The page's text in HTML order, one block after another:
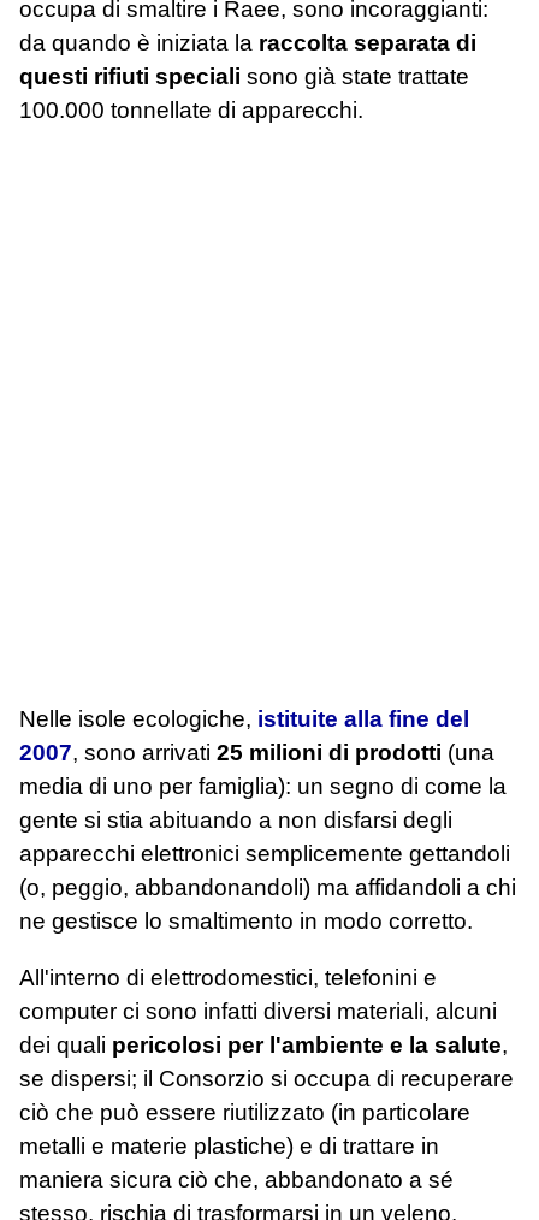
occupa di smaltire i Raee, sono incoraggianti:
da quando è iniziata la raccolta separata di
questi rifiuti speciali sono già state trattate
100.000 tonnellate di apparecchi.
Nelle isole ecologiche, istituite alla fine del
2007, sono arrivati 25 milioni di prodotti (una
media di uno per famiglia): un segno di come la
gente si stia abituando a non disfarsi degli
apparecchi elettronici semplicemente gettandoli
(o, peggio, abbandonandoli) ma affidandoli a chi
ne gestisce lo smaltimento in modo corretto.
All'interno di elettrodomestici, telefonini e
computer ci sono infatti diversi materiali, alcuni
dei quali pericolosi per l'ambiente e la salute,
se dispersi; il Consorzio si occupa di recuperare
ciò che può essere riutilizzato (in particolare
metalli e materie plastiche) e di trattare in
maniera sicura ciò che, abbandonato a sé
stesso, rischia di trasformarsi in un veleno.